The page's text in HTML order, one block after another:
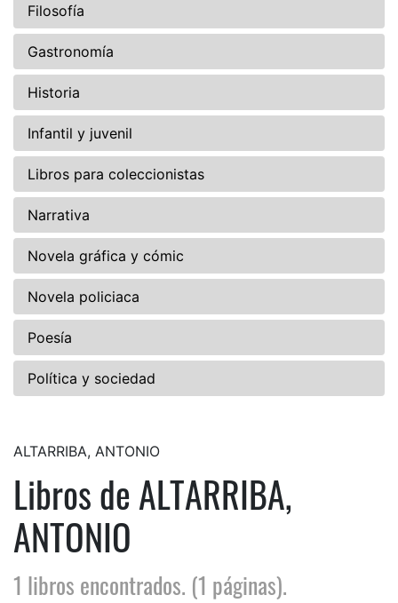
Filosofía
Gastronomía
Historia
Infantil y juvenil
Libros para coleccionistas
Narrativa
Novela gráfica y cómic
Novela policiaca
Poesía
Política y sociedad
ALTARRIBA, ANTONIO
Libros de ALTARRIBA,
ANTONIO
1 libros encontrados. (1 páginas).